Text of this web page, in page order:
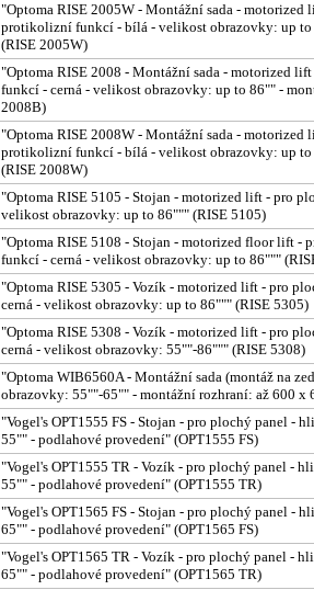
"Optoma RISE 2005W - Montážní sada - motorized
protikolizní funkcí - bílá - velikost obrazovky: up to
(RISE 2005W)
"Optoma RISE 2008 - Montážní sada - motorized
funkcí - cerná - velikost obrazovky: up to 86"" -
2008B)
"Optoma RISE 2008W - Montážní sada - motorized
protikolizní funkcí - bílá - velikost obrazovky: up to
(RISE 2008W)
"Optoma RISE 5105 - Stojan - motorized lift - pro
velikost obrazovky: up to 86""" (RISE 5105)
"Optoma RISE 5108 - Stojan - motorized floor lift -
funkcí - cerná - velikost obrazovky: up to 86"""
"Optoma RISE 5305 - Vozík - motorized lift - pro
cerná - velikost obrazovky: up to 86""" (RISE 5305)
"Optoma RISE 5308 - Vozík - motorized lift - pro
cerná - velikost obrazovky: 55""-86""" (RISE 5308)
"Optoma WIB6560A - Montážní sada (montáž na
obrazovky: 55""-65"" - montážní rozhraní: až 600 x
"Vogel's OPT1555 FS - Stojan - pro plochý panel -
55"" - podlahové provedení" (OPT1555 FS)
"Vogel's OPT1555 TR - Vozík - pro plochý panel -
55"" - podlahové provedení" (OPT1555 TR)
"Vogel's OPT1565 FS - Stojan - pro plochý panel -
65"" - podlahové provedení" (OPT1565 FS)
"Vogel's OPT1565 TR - Vozík - pro plochý panel -
65"" - podlahové provedení" (OPT1565 TR)